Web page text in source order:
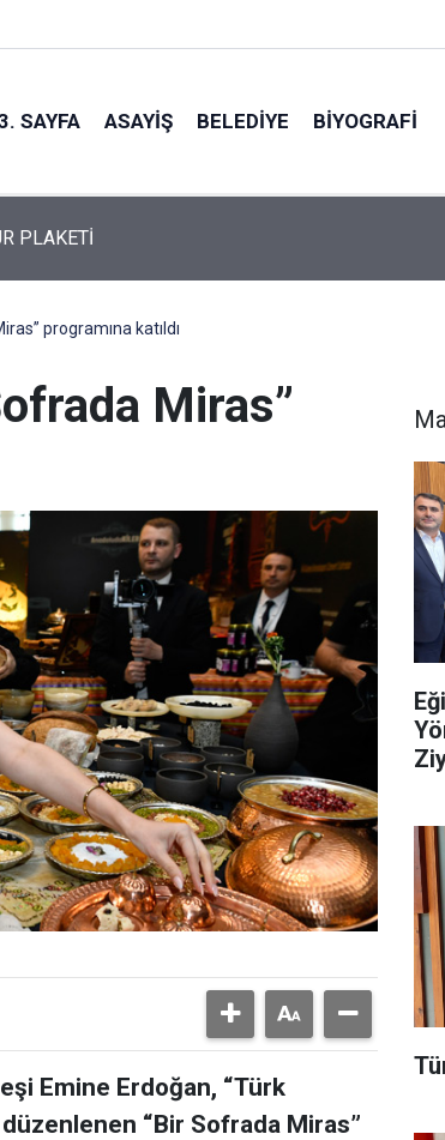
SAYFA ASAYIŞ BELEDIYE BIYOGRAFI
KARAKÜÇÜK'E ÖZEL ONUR ÖDÜLÜ
programına katıldı
Miras”
Emine Erdoğan, “Türk
“Bir Sofrada Miras”